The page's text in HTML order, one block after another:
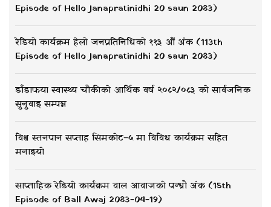
Episode of Hello Janapratinidhi 20 saun 2083)
रेडियो कार्यक्रम हेलो जनप्रतिनिधिको ११३ औं अंक (113th
Episode of Hello Janapratinidhi 20 saun 2083)
डाँडाफया स्वास्थ्य चौकीको आर्थिक वर्ष २०८२/०८३ को सार्वजनिक
सुनुवाइ सम्पन्न
विश्व स्तनपान सप्ताह सिमकोट–५ मा विविध कार्यक्रम सहित
मनाइयो
साप्ताहिक रेडियो कार्यक्रम वाल आवाजको पन्ध्रौ अंक (15th
Episode of Ball Awaj 2083-04-19)